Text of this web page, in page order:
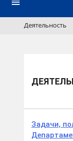
Деятельность
Задачи,